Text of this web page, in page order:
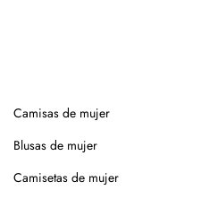
Camisas de mujer
Blusas de mujer
Camisetas de mujer